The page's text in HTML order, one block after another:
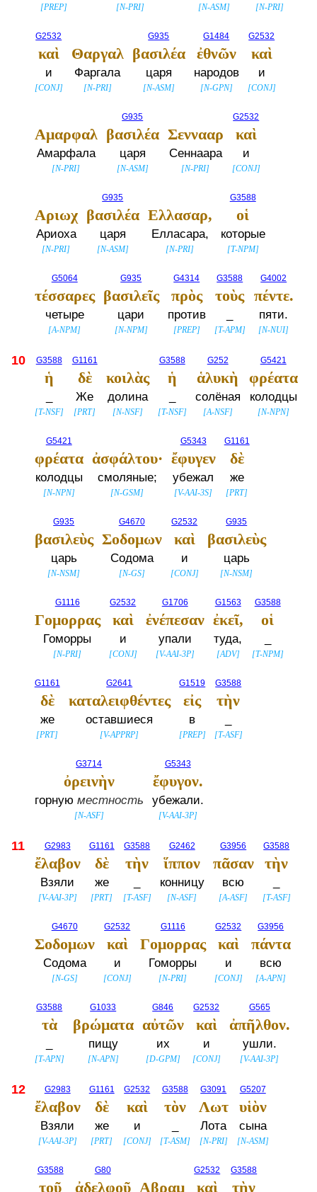
[PREP] [N-PRI] [N-ASM] [N-PRI]
G2532
καὶ
и
[CONJ]
Θαργαλ
Фаргала
[N-PRI]
G935
βασιλέα
царя
[N-ASM]
G1484
ἐθνῶν
народов
[N-GPN]
G2532
καὶ
и
[CONJ]
Αμαρφαλ
Амарфала
[N-PRI]
G935
βασιλέα
царя
[N-ASM]
Σεννααρ
Сеннаара
[N-PRI]
G2532
καὶ
и
[CONJ]
Αριωχ
Ариоха
[N-PRI]
G935
βασιλέα
царя
[N-ASM]
Ελλασαρ,
Елласара,
[N-PRI]
G3588
οἱ
которые
[T-NPM]
G5064
τέσσαρες
четыре
[A-NPM]
G935
βασιλεῖς
цари
[N-NPM]
G4314
πρὸς
против
[PREP]
G3588
τοὺς
[T-APM]
G4002
πέντε.
пяти.
[N-NUI]
10 G3588
ἡ
[T-NSF]
G1161
δὲ
Же
[PRT]
κοιλὰς
долина
[N-NSF]
G3588
ἡ
[T-NSF]
G252
ἁλυκὴ
солёная
[A-NSF]
G5421
φρέατα
колодцы
[N-NPN]
G5421
φρέατα
колодцы
[N-NPN]
ἀσφάλτου·
смоляные;
[N-GSM]
G5343
ἔφυγεν
убежал
[V-AAI-3S]
G1161
δὲ
же
[PRT]
G935
βασιλεὺς
царь
[N-NSM]
G4670
Σοδομων
Содома
[N-GS]
G2532
καὶ
и
[CONJ]
G935
βασιλεὺς
царь
[N-NSM]
G1116
Γομορρας
Гоморры
[N-PRI]
G2532
καὶ
и
[CONJ]
G1706
ἐνέπεσαν
упали
[V-AAI-3P]
G1563
ἐκεῖ,
туда,
[ADV]
G3588
οἱ
[T-NPM]
G1161
δὲ
же
[PRT]
G2641
καταλειφθέντες
оставшиеся
[V-APPRP]
G1519
εἰς
в
[PREP]
G3588
τὴν
[T-ASF]
G3714
ὀρεινὴν
горную местность
[N-ASF]
G5343
ἔφυγον.
убежали.
[V-AAI-3P]
11 G2983
ἔλαβον
Взяли
[V-AAI-3P]
G1161
δὲ
же
[PRT]
G3588
τὴν
[T-ASF]
G2462
ἵππον
конницу
[N-ASF]
G3956
πᾶσαν
всю
[A-ASF]
G3588
τὴν
[T-ASF]
G4670
Σοδομων
Содома
[N-GS]
G2532
καὶ
и
[CONJ]
G1116
Γομορρας
Гоморры
[N-PRI]
G2532
καὶ
и
[CONJ]
G3956
πάντα
всю
[A-APN]
G3588
τὰ
[T-APN]
G1033
βρώματα
пищу
[N-APN]
G846
αὐτῶν
их
[D-GPM]
G2532
καὶ
и
[CONJ]
G565
ἀπῆλθον.
ушли.
[V-AAI-3P]
12 G2983
ἔλαβον
Взяли
[V-AAI-3P]
G1161
δὲ
же
[PRT]
G2532
καὶ
и
[CONJ]
G3588
τὸν
[T-ASM]
G3091
Λωτ
Лота
[N-PRI]
G5207
υἱὸν
сына
[N-ASM]
G3588
τοῦ
G80
ἀδελφοῦ Αβραμ
G2532
καὶ
G3588
τὴν